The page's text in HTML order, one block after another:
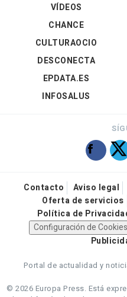
VÍDEOS
CHANCE
CULTURAOCIO
DESCONECTA
EPDATA.ES
INFOSALUS
Contacto Aviso legal
Oferta de servicios
Política de
Configuración de Cookies
Portal de actualidad y
© 2026 Europa Press. Está